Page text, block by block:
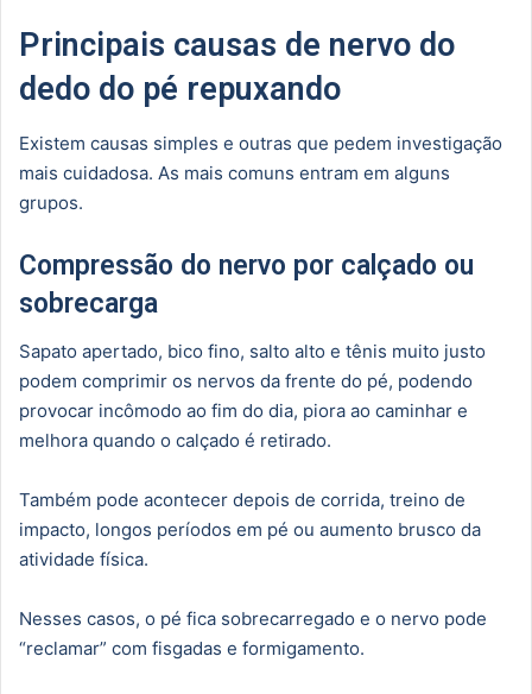
Principais causas de nervo do
dedo do pé repuxando
Existem causas simples e outras que pedem investigação
mais cuidadosa. As mais comuns entram em alguns
grupos.
Compressão do nervo por calçado ou
sobrecarga
Sapato apertado, bico fino, salto alto e tênis muito justo
podem comprimir os nervos da frente do pé, podendo
provocar incômodo ao fim do dia, piora ao caminhar e
melhora quando o calçado é retirado.
Também pode acontecer depois de corrida, treino de
impacto, longos períodos em pé ou aumento brusco da
atividade física.
Nesses casos, o pé fica sobrecarregado e o nervo pode
“reclamar” com fisgadas e formigamento.